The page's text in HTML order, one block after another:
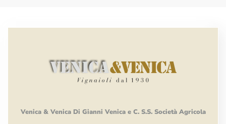
Venica & Venica Di Gianni Venica e C. S.S. Società Agricola